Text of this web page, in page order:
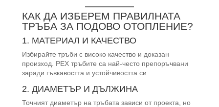
КАК ДА ИЗБЕРЕМ ПРАВИЛНАТА
ТРЪБА ЗА ПОДОВО ОТОПЛЕНИЕ?
1. МАТЕРИАЛ И КАЧЕСТВО
Избирайте тръби с високо качество и доказан
произход. PEX тръбите са най-често препоръчвани
заради гъвкавостта и устойчивостта си.
2. ДИАМЕТЪР И ДЪЛЖИНА
Точният диаметър на тръбата зависи от проекта, но